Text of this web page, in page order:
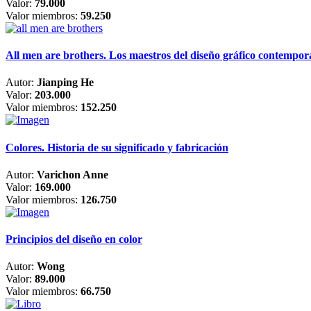
Valor: 79.000
Valor miembros: 59.250
All men are brothers. Los maestros del diseño gráfico
Autor: Jianping He
Valor: 203.000
Valor miembros: 152.250
Colores. Historia de su significado y fabricación
Autor: Varichon Anne
Valor: 169.000
Valor miembros: 126.750
Principios del diseño en color
Autor: Wong
Valor: 89.000
Valor miembros: 66.750